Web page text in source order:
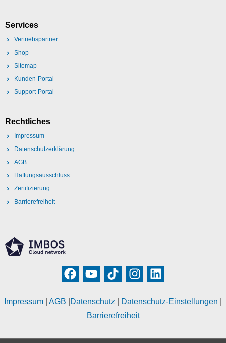
Services
Vertriebspartner
Shop
Sitemap
Kunden-Portal
Support-Portal
Rechtliches
Impressum
Datenschutzerklärung
AGB
Haftungsausschluss
Zertifizierung
Barrierefreiheit
Impressum AGB Datenschutz Datenschutz-Einstellungen
Barrierefreiheit